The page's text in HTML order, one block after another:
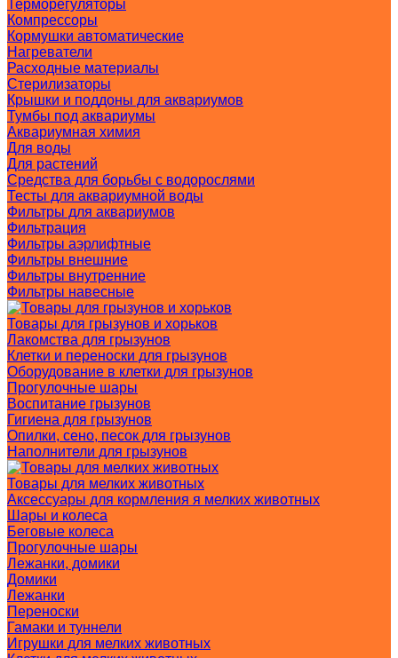
Терморегуляторы
Компрессоры
Кормушки автоматические
Нагреватели
Расходные материалы
Стерилизаторы
Крышки и поддоны для аквариумов
Тумбы под аквариумы
Аквариумная химия
Для воды
Для растений
Средства для борьбы с водорослями
Тесты для аквариумной воды
Фильтры для аквариумов
Фильтрация
Фильтры аэрлифтные
Фильтры внешние
Фильтры внутренние
Фильтры навесные
Товары для грызунов и хорьков
Лакомства для грызунов
Клетки и переноски для грызунов
Оборудование в клетки для грызунов
Прогулочные шары
Воспитание грызунов
Гигиена для грызунов
Опилки, сено, песок для грызунов
Наполнители для грызунов
Товары для мелких животных
Аксессуары для кормления я мелких животных
Шары и колеса
Беговые колеса
Прогулочные шары
Лежанки, домики
Домики
Лежанки
Переноски
Гамаки и туннели
Игрушки для мелких животных